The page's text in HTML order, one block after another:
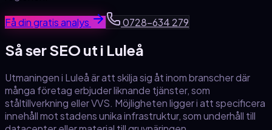
Få din gratis analys 0728-634 279
Så ser SEO ut i Luleå
Utmaningen i Luleå är att skilja sig åt inom branscher där
många företag erbjuder liknande tjänster, som
ståltillverkning eller VVS. Möjligheten ligger i att specificera
innehåll mot stadens unika infrastruktur, som underhåll till